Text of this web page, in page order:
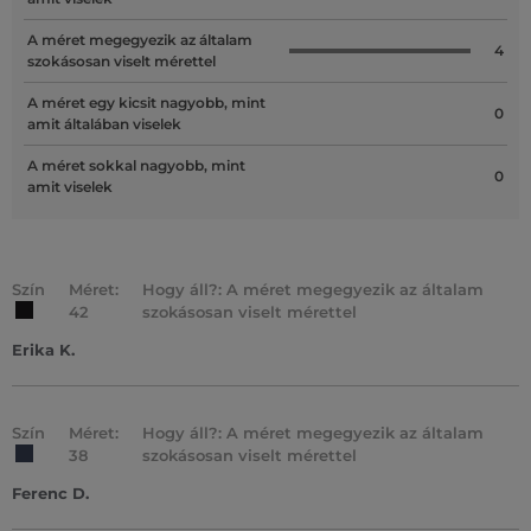
A méret megegyezik az általam
szokásosan viselt mérettel
4
A méret egy kicsit nagyobb, mint
amit általában viselek
0
A méret sokkal nagyobb, mint
amit viselek
0
Szín
Méret:
42
Hogy áll?: A méret megegyezik az általam
szokásosan viselt mérettel
Erika K.
Szín
Méret:
38
Hogy áll?: A méret megegyezik az általam
szokásosan viselt mérettel
Ferenc D.